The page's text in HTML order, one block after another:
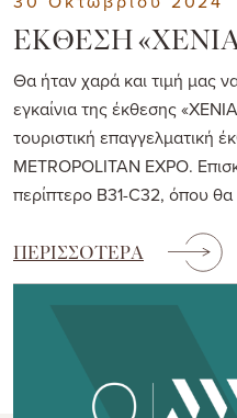
ΕΚΘΕΣΗ
Θα ήταν χαρά και τιμή μας
εγκαίνια της έκθεσης
τουριστική επαγγελματική
ΜΕΤROPOLITAN EXPO.
περίπτερο B31-C32, όπου θα
ΠΕΡΙΣΣΟΤΕΡΑ